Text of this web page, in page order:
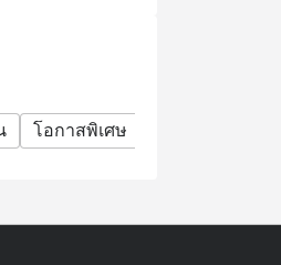
โอกาสพิเศษ